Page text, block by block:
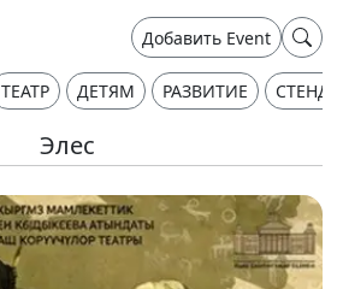
Добавить Event
ТЕАТР ДЕТЯМ РАЗВИТИЕ
Элес